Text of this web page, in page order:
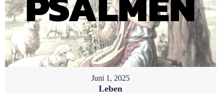
Juni 1, 2025
Leben